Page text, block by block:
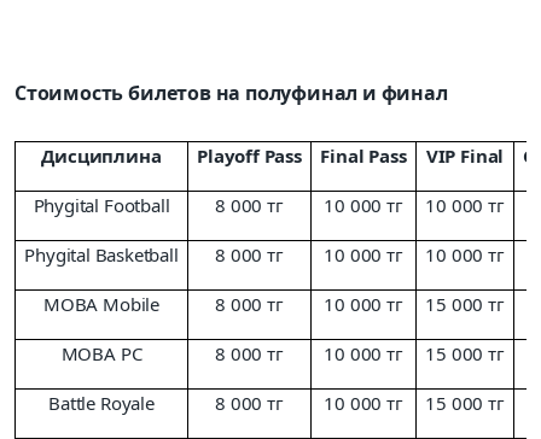
Стоимость билетов на полуфинал и финал
Дисциплина Playoff Pass Final Pass VIP Final
Phygital Football 8 000 тг 10 000 тг 10 000 тг
Phygital Basketball 8 000 тг 10 000 тг 10 000 тг
MOBA Mobile 8 000 тг 10 000 тг 15 000 тг
MOBA PC 8 000 тг 10 000 тг 15 000 тг
Battle Royale 8 000 тг 10 000 тг 15 000 тг